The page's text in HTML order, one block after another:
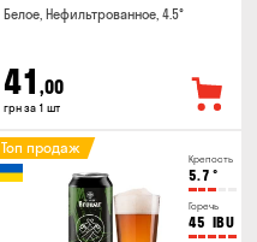
Белое, Нефильтрованное, 4.5°
41 ,00
грн за 1 шт
Крепость
5.7 °
Горечь
45 IBU
Топ продаж